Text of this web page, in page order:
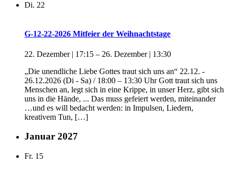
Di. 22
G-12-22-2026 Mitfeier der Weihnachtstage
22. Dezember | 17:15 – 26. Dezember | 13:30
„Die unendliche Liebe Gottes traut sich uns an“ 22.12. -
26.12.2026 (Di - Sa) / 18:00 – 13:30 Uhr Gott traut sich uns
Menschen an, legt sich in eine Krippe, in unser Herz, gibt sich
uns in die Hände, ... Das muss gefeiert werden, miteinander
…und es will bedacht werden: in Impulsen, Liedern,
kreativem Tun, […]
Januar 2027
Fr. 15